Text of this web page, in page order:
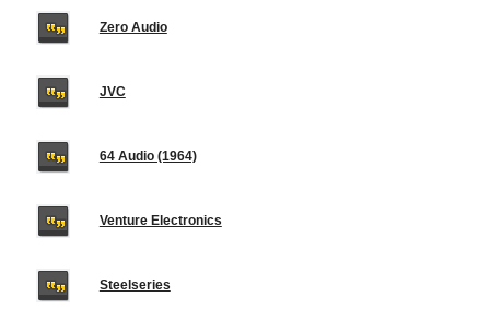
Zero Audio
JVC
64 Audio (1964)
Venture Electronics
Steelseries